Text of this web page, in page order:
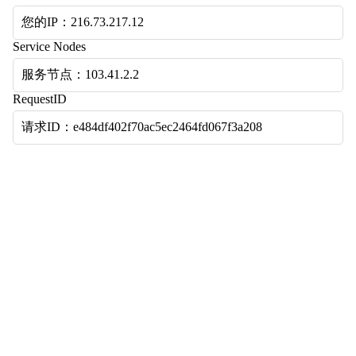
您的IP：216.73.217.12
Service Nodes
服务节点：103.41.2.2
RequestID
请求ID：e484df402f70ac5ec2464fd067f3a208